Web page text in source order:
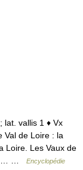
lat. vallis 1 ♦ Vx
Val de Loire : la
Loire. Les Vaux de
l… …
Encyclopédie